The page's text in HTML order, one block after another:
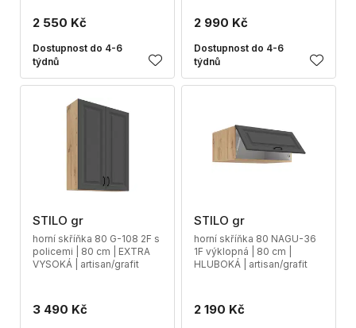
2 550 Kč
Dostupnost do 4-6
týdnů
2 990 Kč
Dostupnost do 4-6
týdnů
STILO gr
horní skříňka 80 G-108 2F s
policemi | 80 cm | EXTRA
VYSOKÁ | artisan/grafit
3 490 Kč
STILO gr
horní skříňka 80 NAGU-36
1F výklopná | 80 cm |
HLUBOKÁ | artisan/grafit
2 190 Kč